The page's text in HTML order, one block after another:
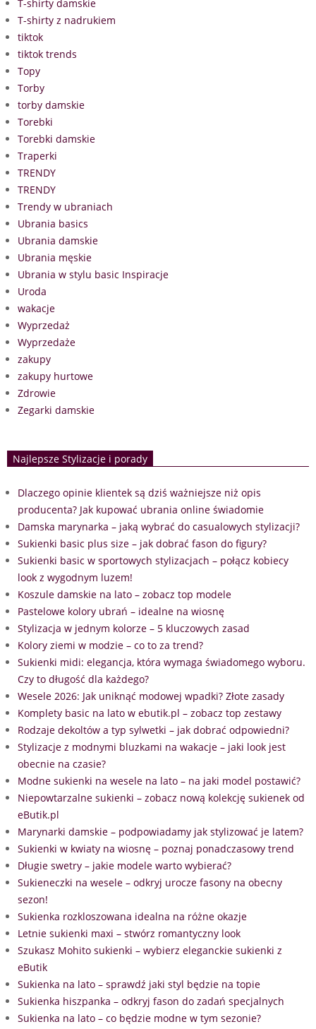
T-shirty damskie
T-shirty z nadrukiem
tiktok
tiktok trends
Topy
Torby
torby damskie
Torebki
Torebki damskie
Traperki
TRENDY
TRENDY
Trendy w ubraniach
Ubrania basics
Ubrania damskie
Ubrania męskie
Ubrania w stylu basic Inspiracje
Uroda
wakacje
Wyprzedaż
Wyprzedaże
zakupy
zakupy hurtowe
Zdrowie
Zegarki damskie
Najlepsze Stylizacje i porady
Dlaczego opinie klientek są dziś ważniejsze niż opis
producenta? Jak kupować ubrania online świadomie
Damska marynarka – jaką wybrać do casualowych stylizacji?
Sukienki basic plus size – jak dobrać fason do figury?
Sukienki basic w sportowych stylizacjach – połącz kobiecy
look z wygodnym luzem!
Koszule damskie na lato – zobacz top modele
Pastelowe kolory ubrań – idealne na wiosnę
Stylizacja w jednym kolorze – 5 kluczowych zasad
Kolory ziemi w modzie – co to za trend?
Sukienki midi: elegancja, która wymaga świadomego wyboru.
Czy to długość dla każdego?
Wesele 2026: Jak uniknąć modowej wpadki? Złote zasady
Komplety basic na lato w ebutik.pl – zobacz top zestawy
Rodzaje dekoltów a typ sylwetki – jak dobrać odpowiedni?
Stylizacje z modnymi bluzkami na wakacje – jaki look jest
obecnie na czasie?
Modne sukienki na wesele na lato – na jaki model postawić?
Niepowtarzalne sukienki – zobacz nową kolekcję sukienek od
eButik.pl
Marynarki damskie – podpowiadamy jak stylizować je latem?
Sukienki w kwiaty na wiosnę – poznaj ponadczasowy trend
Długie swetry – jakie modele warto wybierać?
Sukieneczki na wesele – odkryj urocze fasony na obecny
sezon!
Sukienka rozkloszowana idealna na różne okazje
Letnie sukienki maxi – stwórz romantyczny look
Szukasz Mohito sukienki – wybierz eleganckie sukienki z
eButik
Sukienka na lato – sprawdź jaki styl będzie na topie
Sukienka hiszpanka – odkryj fason do zadań specjalnych
Sukienka na lato – co będzie modne w tym sezonie?